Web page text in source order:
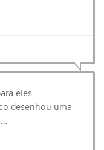
eles
desenhou uma